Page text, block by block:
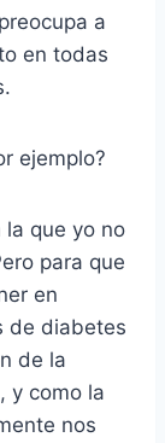
a
en todas
ejemplo?
la que yo no
para que
en
de diabetes
de la
y como la
nos